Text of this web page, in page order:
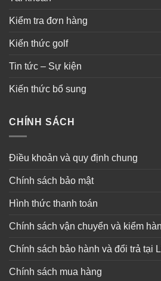
Kiểm tra đơn hàng
Kiến thức golf
Tin tức – Sự kiện
Kiến thức bổ sung
CHÍNH SÁCH
Điều khoản và quy định chung
Chính sách bảo mật
Hình thức thanh toán
Chính sách vận chuyển và kiểm
Chính sách bảo hành và đổi trả tại
Chính sách mua hàng